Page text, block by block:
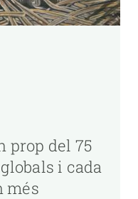
prop del 75
i cada
més